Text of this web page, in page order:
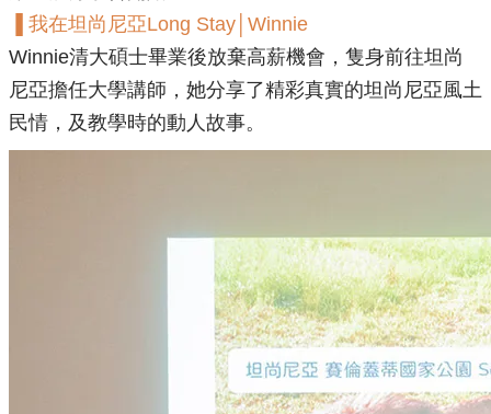
▐ 我在坦尚尼亞Long Stay│Winnie
Winnie清大碩士畢業後放棄高薪機會，隻身前往坦尚
尼亞擔任大學講師，​她分享了精彩真實的坦尚尼亞風土
民情，及教學時的動人故事。